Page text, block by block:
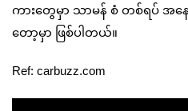
ကားတွေမှာ သာမန် စံ တစ်ရပ် အန
တော့မှာ ဖြစ်ပါတယ်။
Ref: carbuzz.com